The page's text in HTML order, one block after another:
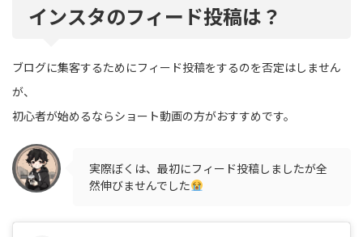
インスタのフィード投稿は？
ブログに集客するためにフィード投稿をするのを否定はしません
が、
初心者が始めるならショート動画の方がおすすめです。
実際ぼくは、最初にフィード投稿しましたが全
然伸びませんでした